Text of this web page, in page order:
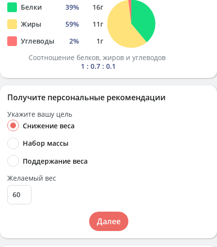
Белки 39% 16г
Жиры
59% 11г
Углеводы
2% 1г
Соотношение белков, жиров и углеводов
1 : 0.7 : 0.1
Получите персональные рекомендации
Укажите вашу цель
Снижение веса
Набор массы
Поддержание веса
Желаемый вес
Далее